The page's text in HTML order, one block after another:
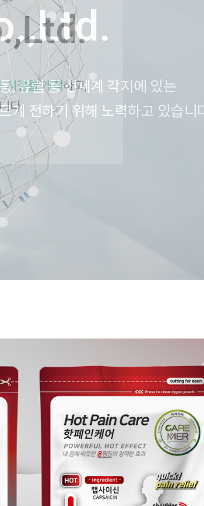
, 유럽 등 전세계 각지에 있는
게 전하기 위해 노력하고 있습니